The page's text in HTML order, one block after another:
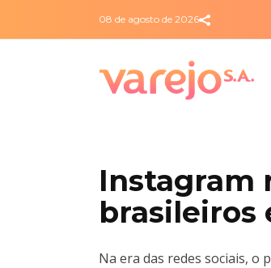
08 de agosto de 2026
Instagram
brasileiros
Na era das redes sociais, o